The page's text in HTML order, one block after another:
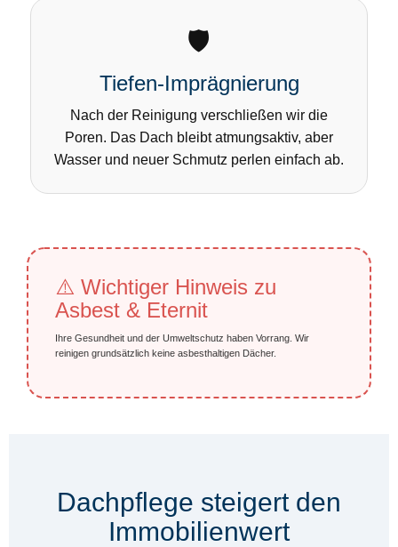
🛡️
Tiefen-Imprägnierung
Nach der Reinigung verschließen wir die
Poren. Das Dach bleibt atmungsaktiv, aber
Wasser und neuer Schmutz perlen einfach ab.
⚠️ Wichtiger Hinweis zu
Asbest & Eternit
Ihre Gesundheit und der Umweltschutz haben Vorrang. Wir
reinigen grundsätzlich keine asbesthaltigen Dächer.
Dachpflege steigert den
Immobilienwert